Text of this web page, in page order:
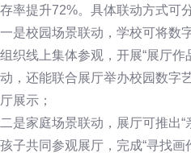
存率提升72%。具体联动方式可
一是校园场景联动，学校可将数
组织线上集体参观，开展“展厅作
动，还能联合展厅举办校园数字
厅展示；
二是家庭场景联动，展厅可推出
孩子共同参观展厅，完成“寻找画